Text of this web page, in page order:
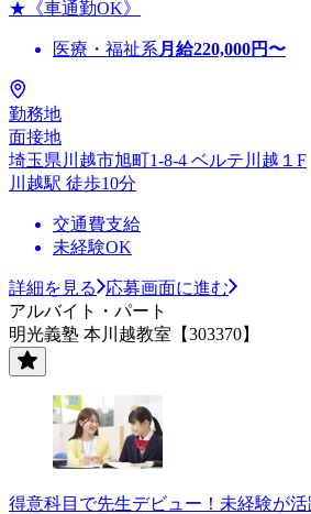
★《車通勤OK》
医療・福祉系 月給220,000円〜
勤務地
面接地
埼玉県川越市旭町1-8-4 ベルテ川越１F
川越駅 徒歩10分
交通費支給
未経験OK
詳細を見る
応募画面に進む
アルバイト・パート
明光義塾 本川越教室【303370】
得意科目で先生デビュー！未経験が